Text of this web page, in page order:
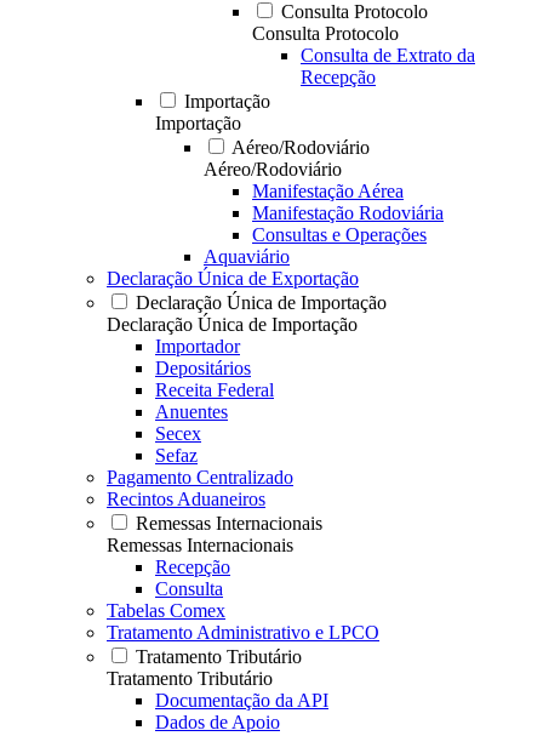
Consulta Protocolo
Consulta Protocolo
Consulta de Extrato da
Recepção
Importação
Importação
Aéreo/Rodoviário
Aéreo/Rodoviário
Manifestação Aérea
Manifestação Rodoviária
Consultas e Operações
Aquaviário
Declaração Única de Exportação
Declaração Única de Importação
Declaração Única de Importação
Importador
Depositários
Receita Federal
Anuentes
Secex
Sefaz
Pagamento Centralizado
Recintos Aduaneiros
Remessas Internacionais
Remessas Internacionais
Recepção
Consulta
Tabelas Comex
Tratamento Administrativo e LPCO
Tratamento Tributário
Tratamento Tributário
Documentação da API
Dados de Apoio